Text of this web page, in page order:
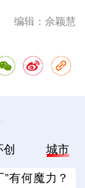
编辑：佘颖慧
城市
有何魔力？